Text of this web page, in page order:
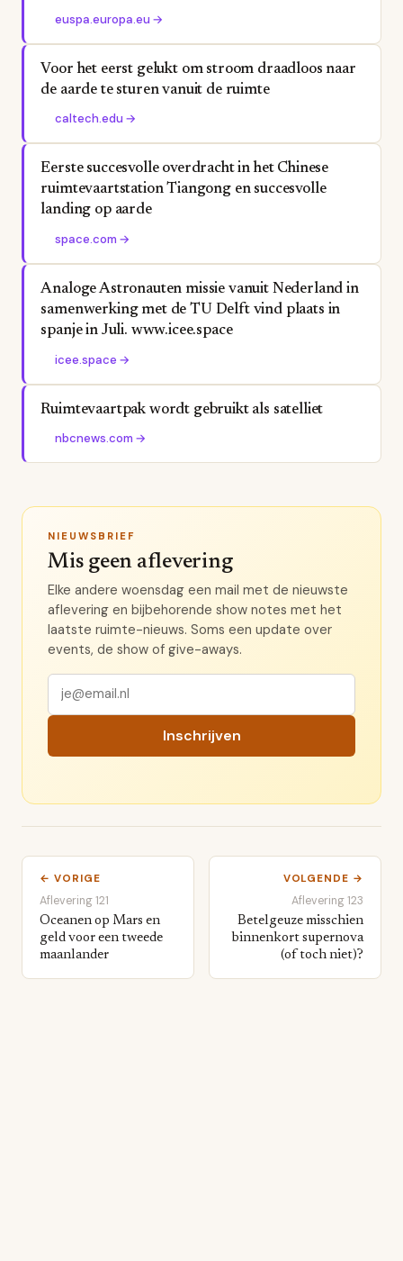
euspa.europa.eu →
Voor het eerst gelukt om stroom draadloos naar
de aarde te sturen vanuit de ruimte
caltech.edu →
Eerste succesvolle overdracht in het Chinese
ruimtevaartstation Tiangong en succesvolle
landing op aarde
space.com →
Analoge Astronauten missie vanuit Nederland in
samenwerking met de TU Delft vind plaats in
spanje in Juli. www.icee.space
icee.space →
Ruimtevaartpak wordt gebruikt als satelliet
nbcnews.com →
NIEUWSBRIEF
Mis geen aflevering
Elke andere woensdag een mail met de nieuwste
aflevering en bijbehorende show notes met het
laatste ruimte-nieuws. Soms een update over
events, de show of give-aways.
Inschrijven
← VORIGE
Aflevering 121
Oceanen op Mars en
geld voor een tweede
maanlander
VOLGENDE →
Aflevering 123
Betelgeuze misschien
binnenkort supernova
(of toch niet)?